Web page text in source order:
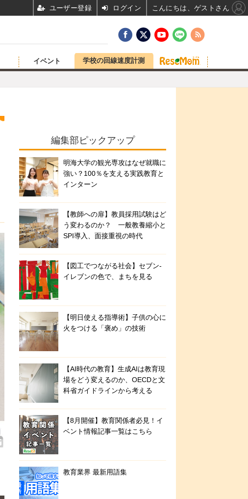
イベント 学校の回線速度計測
編集部ピックアップ
明海大学の観光専攻はなぜ就職に
強い？100％を支える実践教育と
インターン
【教師への扉】教員採用試験はど
う変わるのか？ 一般教養縮小と
SPI導入、面接重視の時代
【図工でつながる社会】セブン‐
イレブンの色で、まちを見る
【明日使える指導術】子供の心に
火をつける「褒め」の技術
【AI時代の教育】生成AIは教育現
場をどう変えるのか、OECDと文
科省ガイドラインから考える
【8月開催】教育関係者必見！イ
ベント情報記事一覧はこちら
教育業界 最新用語集
ユーザー登録 ログイン こんにちは、ゲストさん